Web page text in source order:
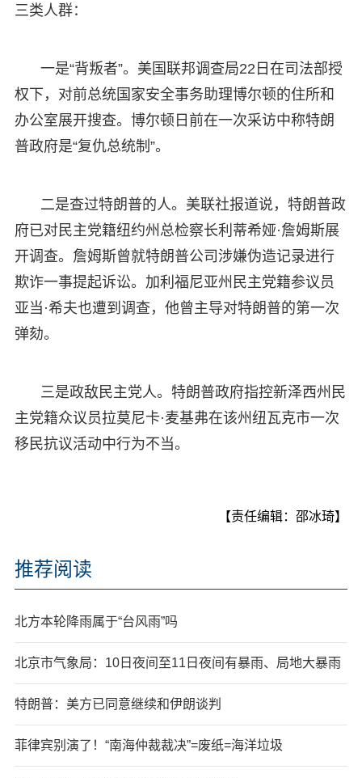
三类人群：
一是“背叛者”。美国联邦调查局22日在司法部授
权下，对前总统国家安全事务助理博尔顿的住所和
办公室展开搜查。博尔顿日前在一次采访中称特朗
普政府是“复仇总统制”。
二是查过特朗普的人。美联社报道说，特朗普政
府已对民主党籍纽约州总检察长利蒂希娅·詹姆斯展
开调查。詹姆斯曾就特朗普公司涉嫌伪造记录进行
欺诈一事提起诉讼。加利福尼亚州民主党籍参议员
亚当·希夫也遭到调查，他曾主导对特朗普的第一次
弹劾。
三是政敌民主党人。特朗普政府指控新泽西州民
主党籍众议员拉莫尼卡·麦基弗在该州纽瓦克市一次
移民抗议活动中行为不当。
【责任编辑：邵冰琦】
推荐阅读
北方本轮降雨属于“台风雨”吗
北京市气象局：10日夜间至11日夜间有暴雨、局地大暴雨
特朗普：美方已同意继续和伊朗谈判
菲律宾别演了！“南海仲裁裁决”=废纸=海洋垃圾